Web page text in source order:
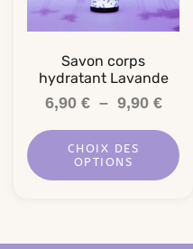
Savon corps
hydratant Lavande
6,90 € – 9,90 €
CHOIX DES
OPTIONS